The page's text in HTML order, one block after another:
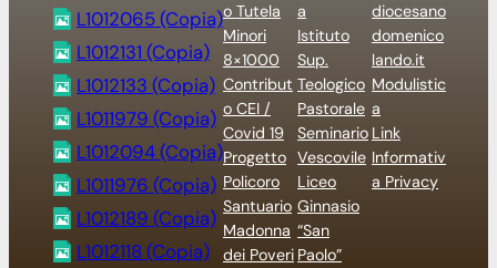
L1012065 (Copia)
L1012131 (Copia)
L1012133 (Copia)
L1011979 (Copia)
L1012094 (Copia)
L1011976 (Copia)
L1012189 (Copia)
L1012118 (Copia)
o Tutela
Minori
8×1000
Contribut
o CEI /
Covid 19
Progetto
Policoro
Santuario
Madonna
dei Poveri
a
Istituto
Sup.
Teologico
Pastorale
Seminario
Vescovile
Liceo
Ginnasio
“San
Paolo”
diocesano
domenico
lando.it
Modulistic
a
Link
Informativ
a Privacy